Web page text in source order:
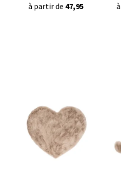
à partir de 47,95